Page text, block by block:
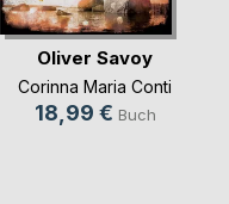
Oliver Savoy
Corinna Maria Conti
18,99 € Buch